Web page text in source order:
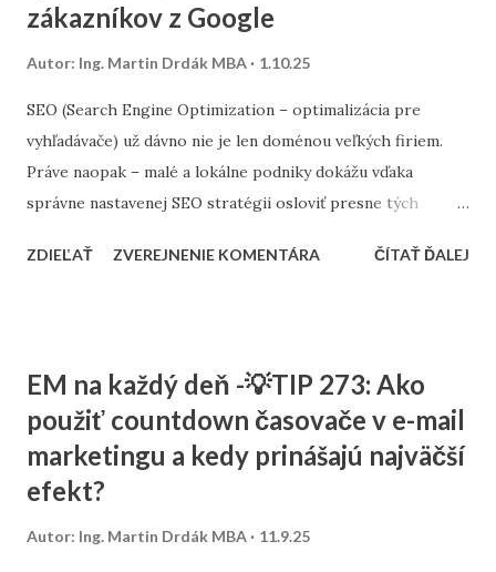
zákazníkov z Google
Autor: Ing. Martin Drdák MBA 1.10.25
SEO (Search Engine Optimization – optimalizácia pre
vyhľadávače) už dávno nie je len doménou veľkých firiem.
Práve naopak – malé a lokálne podniky dokážu vďaka
správne nastavenej SEO stratégii osloviť presne tých
ako nastaviť SEO tak, aby fungovalo aj pri menšom
osloviť zákazníkov z celého Slovenska alebo len z vášho
mesta? Výskum kľúčových slov – zistite, čo ľudia hľadajú.
Namiesto všeobecných výrazov typu „kaviareň“ skúste
„kaviareň Bratislava Staré Mesto“ alebo „zdravé obedy
firmy vo vašom segmente. ➡️ Viac sa tejto téme venujeme v
ZDIEĽAŤ ZVEREJNENIE KOMENTÁRA ČÍTAŤ ĎALEJ
EM na každý deň -💡TIP 273: Ako
použiť countdown časovače v e-mail
marketingu a kedy prinášajú najväčší
efekt?
Autor: Ing. Martin Drdák MBA 11.9.25